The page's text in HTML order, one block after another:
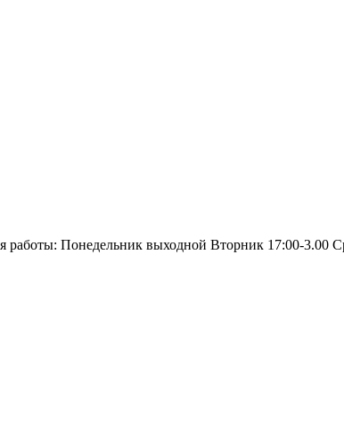
Понедельник выходной Вторник 17:00-3.00